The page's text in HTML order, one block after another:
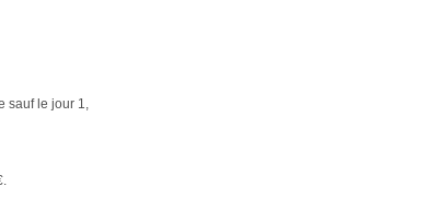
sauf le jour 1,